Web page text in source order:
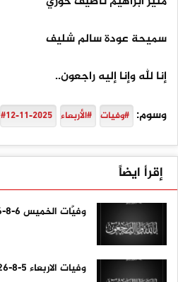
سميحة عودة سالم شليف
إنا لله وإنا إليه راجعون..
وسوم: #وفيات #الأربعاء #12-11-2025
إقرأ ايضاً
وفيَّات الخميس 6-8-2026
وفيات الاربعاء 5-8-2026